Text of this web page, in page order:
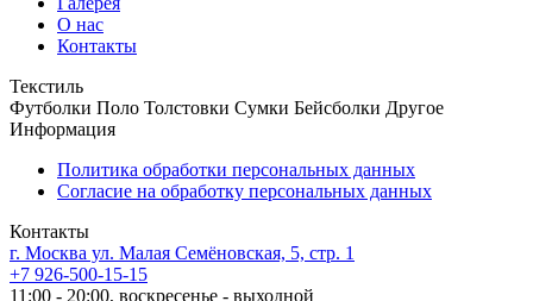
О нас
Контакты
Текстиль
Футболки Поло Толстовки Сумки Бейсболки Другое
Информация
Политика обработки персональных данных
Согласие на обработку персональных данных
Контакты
г. Москва ул. Малая Семёновская, 5, стр. 1
+7 926-500-15-15
11:00 - 20:00, воскресенье - выходной